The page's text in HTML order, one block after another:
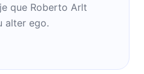
que Roberto Arlt
alter ego.